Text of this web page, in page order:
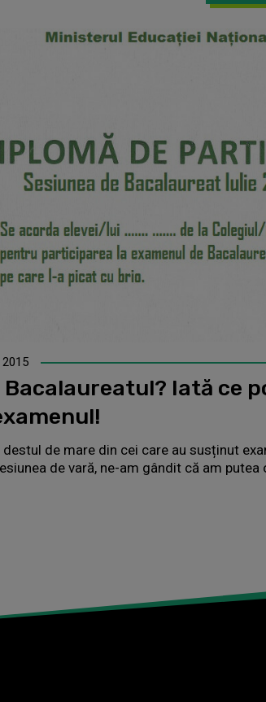
Bacalaureatul? Iată ce
de mare din cei care au susținut
de vară, ne-am gândit că am